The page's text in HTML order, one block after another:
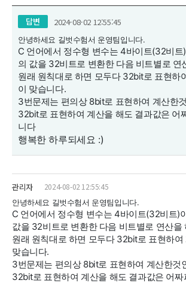
답변 2024-08-02 12:55:45
안녕하세요 길벗수험서 운영팀입니다.
C 언어에서 정수형 변수는 4바이트(32비트
의 값을 32비트로 변환한 다음 비트별로 연
원래 원칙대로 하면 모두다 32bit로 표현하
이 맞습니다.
3번문제는 편의상 8bit로 표현하여 계산한
32bit로 표현하여 계산을 해도 결과값은 어
니다
행복한 하루되세요 :)
관리자 2024-08-02 12:55:45
안녕하세요 길벗수험서 운영팀입니다.
C 언어에서 정수형 변수는 4바이트(32비트)
값을 32비트로 변환한 다음 비트별로 연산을
원래 원칙대로 하면 모두다 32bit로 표현하여
맞습니다.
3번문제는 편의상 8bit로 표현하여 계산한것
32bit로 표현하여 계산을 해도 결과값은 어짜